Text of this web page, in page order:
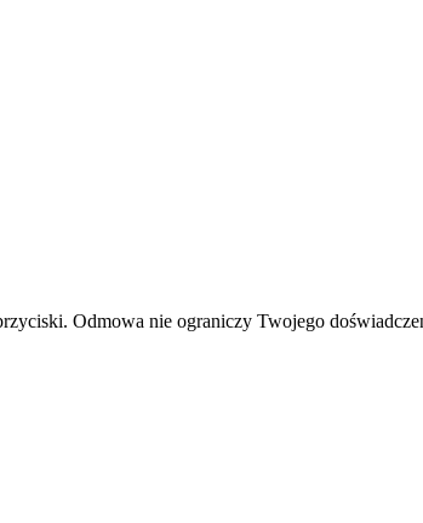
Odmowa nie ograniczy Twojego